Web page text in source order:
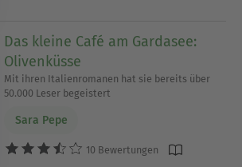
Das kleine Café am Gardasee:
Olivenküsse
Mit ihren Italienromanen hat sie bereits über
50.000 Leser begeistert
Sara Pepe
10 Bewertungen